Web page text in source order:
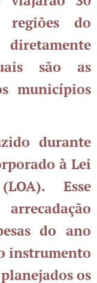
regiões do
são as
municípios
durante
à Lei
Esse
do ano
instrumento
os